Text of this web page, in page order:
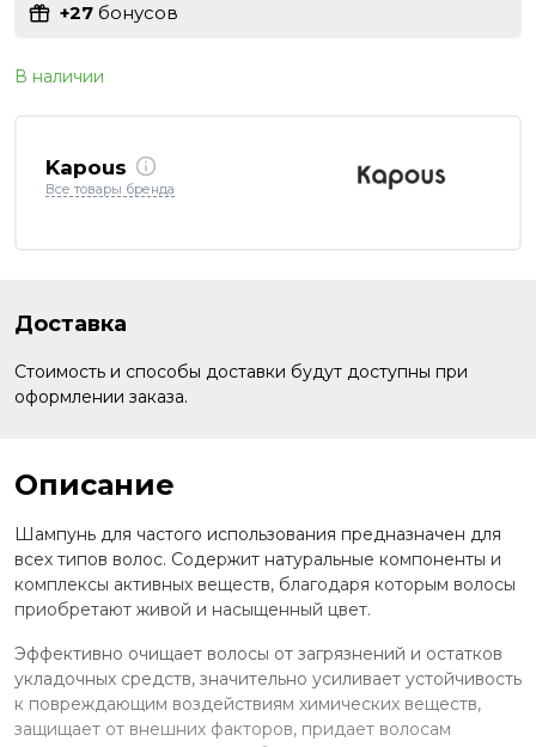
+27 бонусов
В наличии
Kapous
Все товары бренда
Доставка
Стоимость и способы доставки будут доступны при
оформлении заказа.
Описание
Шампунь для частого использования предназначен для
всех типов волос. Содержит натуральные компоненты и
комплексы активных веществ, благодаря которым волосы
приобретают живой и насыщенный цвет.
Эффективно очищает волосы от загрязнений и остатков
укладочных средств, значительно усиливает устойчивость
к повреждающим воздействиям химических веществ,
защищает от внешних факторов, придает волосам